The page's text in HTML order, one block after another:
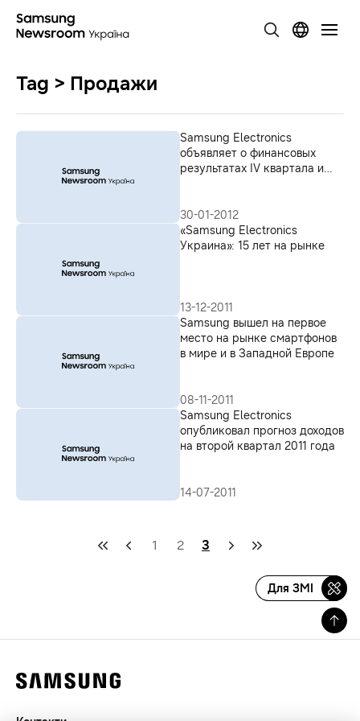
Tag > Продажи
Samsung Electronics
объявляет о финансовых
результатах IV квартала и
30-01-2012
«Samsung Electronics
Украина»: 15 лет на рынке
13-12-2011
Samsung вышел на первое
место на рынке смартфонов
в мире и в Западной Европе
08-11-2011
Samsung Electronics
опубликовал прогноз доходов
на второй квартал 2011 года
14-07-2011
1 2 3
Для ЗМІ